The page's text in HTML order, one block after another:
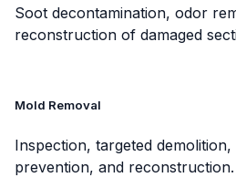
Soot decontamination, odor
reconstruction of damaged
Mold Removal
Inspection, targeted
prevention, and reconstruction.